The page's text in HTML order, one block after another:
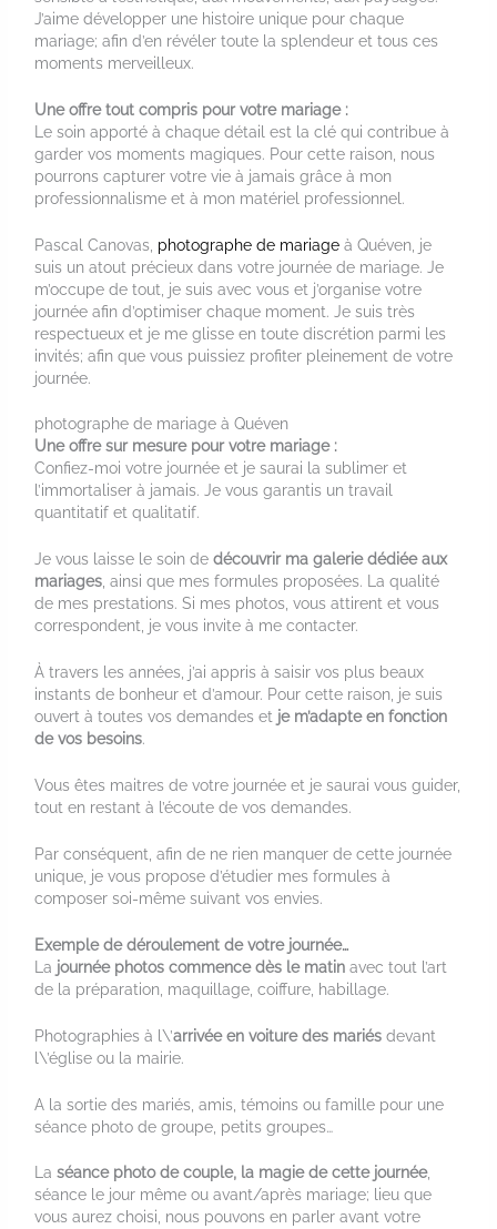
J’aime développer une histoire unique pour chaque
mariage; afin d’en révéler toute la splendeur et tous ces
moments merveilleux.
Une offre tout compris pour votre mariage :
Le soin apporté à chaque détail est la clé qui contribue à
garder vos moments magiques. Pour cette raison, nous
pourrons capturer votre vie à jamais grâce à mon
professionnalisme et à mon matériel professionnel.
Pascal Canovas, photographe de mariage à Quéven, je
suis un atout précieux dans votre journée de mariage. Je
m’occupe de tout, je suis avec vous et j’organise votre
journée afin d’optimiser chaque moment. Je suis très
respectueux et je me glisse en toute discrétion parmi les
invités; afin que vous puissiez profiter pleinement de votre
journée.
photographe de mariage à Quéven
Une offre sur mesure pour votre mariage :
Confiez-moi votre journée et je saurai la sublimer et
l’immortaliser à jamais. Je vous garantis un travail
quantitatif et qualitatif.
Je vous laisse le soin dedécouvrir ma galerie dédiée aux
mariages, ainsi que mes formules proposées. La qualité
de mes prestations. Si mes photos, vous attirent et vous
correspondent, je vous invite à me contacter.
À travers les années, j’ai appris à saisir vos plus beaux
instants de bonheur et d’amour. Pour cette raison, je suis
ouvert à toutes vos demandes et je m’adapte en fonction
de vos besoins.
Vous êtes maitres de votre journée et je saurai vous guider,
tout en restant à l’écoute de vos demandes.
Par conséquent, afin de ne rien manquer de cette journée
unique, je vous propose d’étudier mes formules à
composer soi-même suivant vos envies.
Exemple de déroulement de votre journée…
La journée photos commence dès le matin avec tout l’art
de la préparation, maquillage, coiffure, habillage.
Photographies à l\’arrivée en voiture des mariésdevant
l\’église ou la mairie.
A la sortie des mariés, amis, témoins ou famille pour une
séance photo de groupe, petits groupes…
Laséance photo de couple, la magie de cette journée,
séance le jour même ou avant/après mariage; lieu que
vous aurez choisi, nous pouvons en parler avant votre